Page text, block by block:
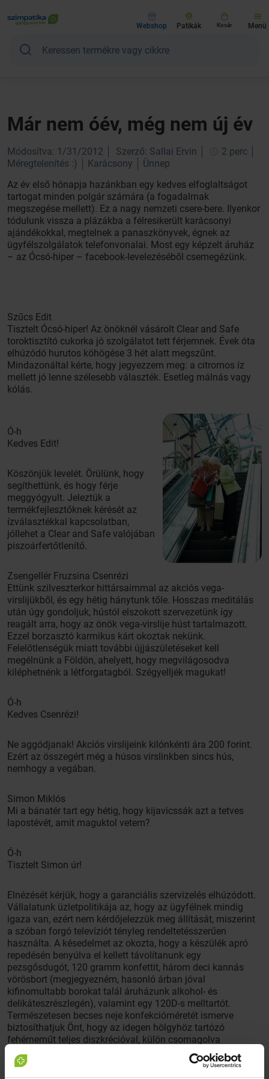
Webshop Patikák Kosár Menü
Már nem óév, még nem új év
Módosítva: 1/31/2012 Szerző: Sallai Ervin
2 perc
Méregtelenítés :)
Karácsony
Ünnep
Az év első hónapja hazánkban egy kedves elfoglaltságot
tartogat minden polgár számára (a fogadalmak
megszegése mellett). Ez a nagy nemzeti csere-bere. Ilyenkor
tódulunk vissza a plázákba a félresikerült karácsonyi
ajándékokkal, megtelnek a panaszkönyvek, égnek az
ügyfélszolgálatok telefonvonalai. Most egy képzelt áruház
– az Ócsó-hiper – facebook-levelezéséből csemegézünk.
Szűcs Edit
Tisztelt Ócsó-hiper! Az önöknél vásárolt Clear and Safe
toroktisztító cukorka jó szolgálatot tett férjemnek. Évek óta
elhúzódó hurutos köhögése 3 hét alatt megszűnt.
Mindazonáltal kérte, hogy jegyezzem meg: a citromos íz
mellett jó lenne szélesebb választék. Esetleg málnás vagy
kólás.
Ó-h
Kedves Edit!
Köszönjük levelét. Örülünk, hogy
segíthettünk, és hogy férje
meggyógyult. Jeleztük a
termékfejlesztőknek kérését az
ízválasztékkal kapcsolatban,
jóllehet a Clear and Safe valójában
piszoárfertőtlenítő.
Zsengellér Fruzsina Csenrézi
Ettünk szilveszterkor hittársaimmal az akciós vega-
virslijükből, és egy hétig hánytunk tőle. Hosszas meditálás
után úgy gondoljuk, hústól elszokott szervezetünk így
reagált arra, hogy az önök vega-virslije húst tartalmazott.
Ezzel borzasztó karmikus kárt okoztak nekünk.
Felelőtlenségük miatt további újjászületéseket kell
megélnünk a Földön, ahelyett, hogy megvilágosodva
kiléphetnénk a létforgatagból. Szégyelljék magukat!
Ó-h
Kedves Csenrézi!
Ne aggódjanak! Akciós virslijeink kilónkénti ára 200 forint.
Ezért az összegért még a húsos virslinkben sincs hús,
nemhogy a vegában.
Simon Miklós
Mi a bánatér tart egy hétig, hogy kijavicssák azt a tetves
lapostévét, amit maguktol vetem?
Ó-h
Tisztelt Simon úr!
Elnézését kérjük, hogy a garanciális szervizelés elhúzódott.
Vállalatunk üzletpolitikája az, hogy az ügyfélnek mindig
igaza van, ezért nem kérdőjelezzük meg állítását, miszerint
a szóban forgó televíziót tényleg rendeltetésszerűen
használta. A késedelmet az okozta, hogy a készülék apró
repedésén benyúlva el kellett távolítanunk egy
pezsgősdugót, 120 gramm konfettit, három deci kannás
vörösbort (megjegyezném, hasonló árban jóval
kifinomultabb borokat talál áruházunk alkohol- és
delikáteszrészlegén), valamint egy 120D-s melltartót.
Természetesen becses neje konfekcióméretét ismerve
biztosíthatjuk Önt, hogy az idegen hölgyhöz tartózó
fehérneműt teljes diszkrécióval, külön csomagolva
szolgáltatjuk vissza. Szíves türelmét köszönjük.